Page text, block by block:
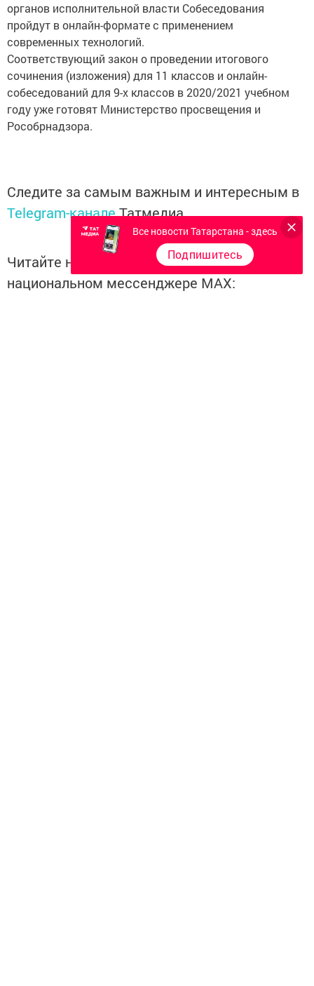
органов исполнительной власти Собеседования
пройдут в онлайн-формате с применением
современных технологий.
Соответствующий закон о проведении итогового
сочинения (изложения) для 11 классов и онлайн-
собеседований для 9-х классов в 2020/2021 учебном
году уже готовят Министерство просвещения и
Рособрнадзора.
Следите за самым важным и интересным в
Telegram-каналеТатмедиа
Читайте новости Татарстана в
национальном мессенджере MАХ:
Все новости Татарстана - здесь
Подпишитесь